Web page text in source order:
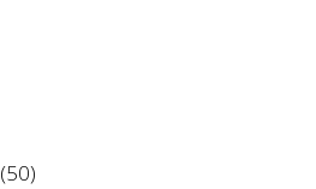
(50)